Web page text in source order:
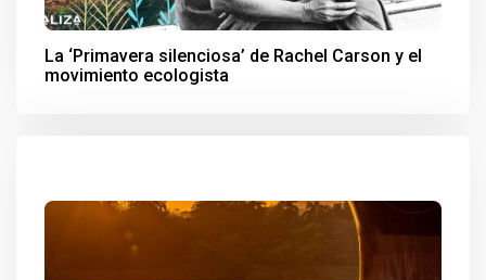
La ‘Primavera silenciosa’ de Rachel Carson y el
movimiento ecologista